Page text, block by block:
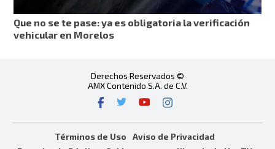
Que no se te pase: ya es obligatoria la verificación
vehicular en Morelos
Derechos Reservados ©
AMX Contenido S.A. de C.V.
Términos de Uso
Aviso de Privacidad